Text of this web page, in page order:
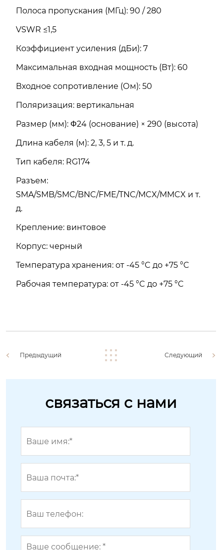
Полоса пропускания (МГц): 90 / 280
VSWR ≤1,5
Коэффициент усиления (дБи): 7
Максимальная входная мощность (Вт): 60
Входное сопротивление (Ом): 50
Поляризация: вертикальная
Размер (мм): Φ24 (основание) × 290 (высота)
Длина кабеля (м): 2, 3, 5 и т. д.
Тип кабеля: RG174
Разъем:
SMA/SMB/SMC/BNC/FME/TNC/MCX/MMCX и т.
д.
Крепление: винтовое
Корпус: черный
Температура хранения: от -45 °C до +75 °C
Рабочая температура: от -45 °C до +75 °C
Предыдущий Следующий
связаться с нами